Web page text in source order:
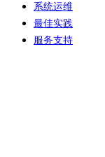
系统运维
最佳实践
服务支持